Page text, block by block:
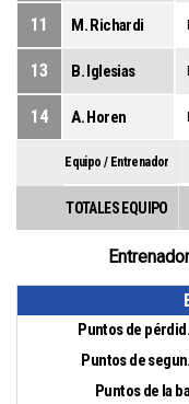
11 M. Richardi
13 B. Iglesias
14 A. Horen
Equipo / Entrenador
TOTALES EQUIPO